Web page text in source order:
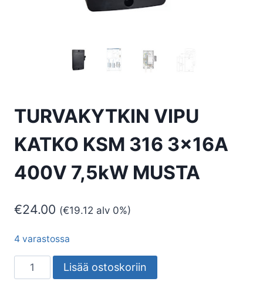
TURVAKYTKIN VIPU
KATKO KSM 316 3x16A
400V 7,5kW MUSTA
€24.00 (€19.12 alv 0%)
4 varastossa
TURVAKYTKIN
VIPU
Lisää ostoskoriin